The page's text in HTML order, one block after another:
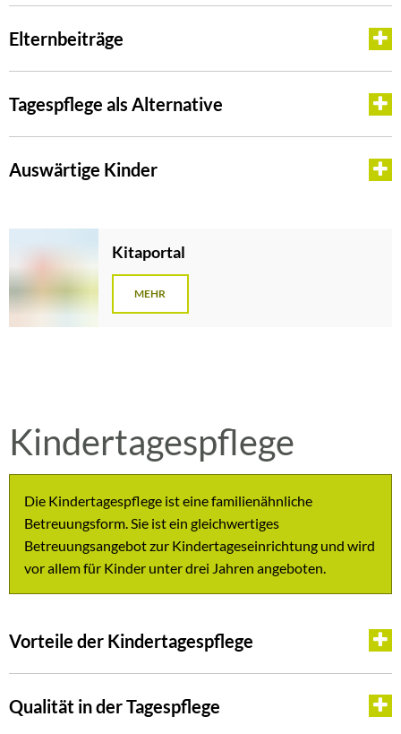
Elternbeiträge
Tagespflege als Alternative
Auswärtige Kinder
Kitaportal
MEHR
Kindertagespflege
Die Kindertagespflege ist eine familienähnliche
Betreuungsform. Sie ist ein gleichwertiges
Betreuungsangebot zur Kindertageseinrichtung und wird
vor allem für Kinder unter drei Jahren angeboten.
Vorteile der Kindertagespflege
Qualität in der Tagespflege